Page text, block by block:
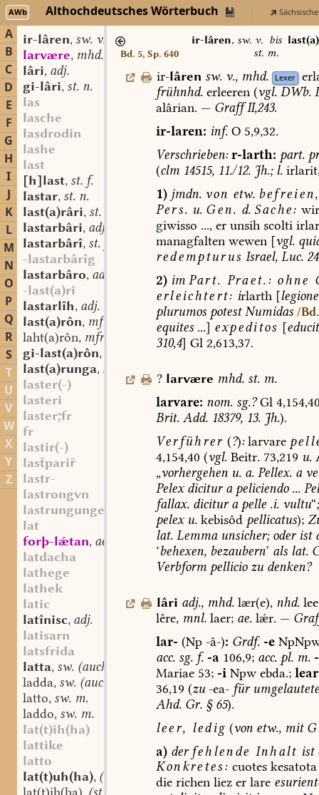
AWb Althochdeutsches Wörterbuch
A
B
C
D
E
F
G
H
I
J
K
L
M
N
O
P
Q
R
S
T
U
V
W
X
Y
Z
ir-lâren, sw. v.
larvære, mhd. st. m.
lâri, adj.
gi-lâri, st. n.
las
lasche
lasdrodin
lashe
last
[h]last, st. f.
lastar, st. n.
last(a)râri, st. m.
lastarbâri, adj.
lastarbârî, st. f.
-lastarbârîg
lastarbâro, adv.
-last(a)ri
lastarlîh, adj.
last(a)rôn, mfrk. (?) sw. v.
laht(a)rôn, mfrk. (?) sw. v.
gi-last(a)rôn,
last(a)runga, st. f.
laster(-)
lasteri
lasterfr
fr
lastir(-)
laspari
lastr-
lastrongvn
lastrungungen
lat
forþ-lǽtan, ae. red. v.
latdacha
lathege
lathek
latic
latînisc, adj.
latisarn
latsfrida
latta, sw. (auch st.) f.
ladda, sw. (auch st.) f.
latto, sw. m.
laddo, sw. m.
lat(t)ih(ha)
lattike
latto
lat(t)uh(ha), (st. sw.?) f.
,
Bd. 5, Sp. 640
ir-lâren, sw. v. bis
st. m.
ir-lâren sw. v., mhd. Lexer
frühnhd.erleeren(vgl. DWb.
alârian. — GraffII,243.
ir-laren: inf.O5,9,32.
Verschrieben: r-larth: part.
(clm14515, 11./12.Jh.;l.
1) jmdn. von etw. befreien,
Pers. u. Gen. d. Sache: wir
giwisso ...,erunsih scolti
managfaltenwewen[vgl.
redempturus Israel, Luc.
2) im Part. Praet.: ohne
erleichtert: irlarth[
plurumospotestNumidas /
equites...] expeditos [
310,4] Gl 2,613,37.
? larvære mhd. st. m.
larvare: nom.sg.?Gl
Brit.Add. 18379,13.Jh.).
Verführer (?):larvare
4,154,40 (vgl.Beitr. 73,219 u.
„vorhergehenu.a.Pellex.a
Pelexdiciturapeliciendo...
fallax.diciturapelle.i.vultu“;
pelex u.kebisôd pellicatus);
lat.Lemma unsicher;oderist
‘behexen,bezaubern’ als lat.
Verbformpelliciozudenken?
lâri adj., mhd. lær(e), nhd.
lêre, mnl. laer; ae.lǽr. —
lar- (Np-â-): Grdf. -e
acc.sg.f. -a106,9; acc.pl.m.
Mariae53; -iNpwebda.;
36,19 (zu-ea- für
Ahd.Gr.§65).
leer, ledig (von etw., mit
a) der fehlende Inhalt ist
Konkretes: cuotes kesatota
dierichenliezerlare